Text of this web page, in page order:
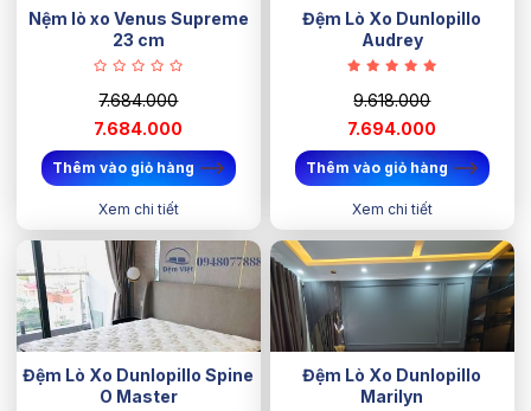
Nệm lò xo Venus Supreme
23 cm
7.684.000
7.684.000
Thêm vào giỏ hàng
Xem chi tiết
Đệm Lò Xo Dunlopillo
Audrey
9.618.000
7.694.000
Thêm vào giỏ hàng
Xem chi tiết
Đệm Lò Xo Dunlopillo Spine
O Master
Đệm Lò Xo Dunlopillo
Marilyn